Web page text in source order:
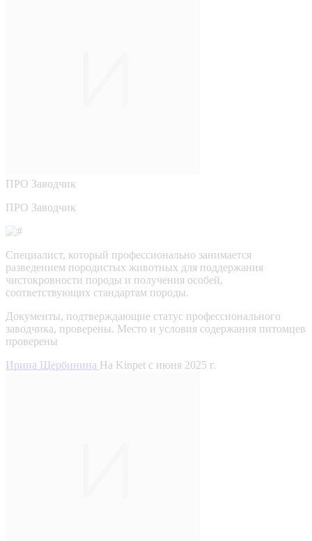
ПРО Заводчик
ПРО Заводчик
Специалист, который профессионально занимается
разведением породистых животных для поддержания
чистокровности породы и получения особей,
соответствующих стандартам породы.
Документы, подтверждающие статус профессионального
заводчика, проверены. Место и условия содержания питомцев
проверены
Ирина Щербинина На Kinpet c июня 2025 г.